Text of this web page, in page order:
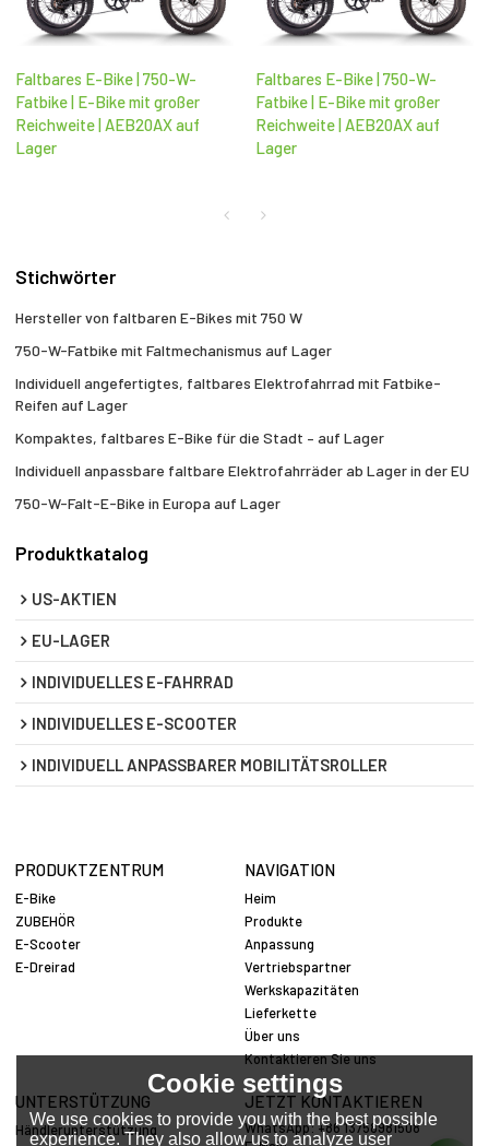
Faltbares E-Bike | 750-W-
Fatbike | E-Bike mit großer
Reichweite | AEB20AX auf
Lager
Faltbares E-Bike | 750-W-
Fatbike | E-Bike mit großer
Reichweite | AEB20AX auf
Lager
Stichwörter
Hersteller von faltbaren E-Bikes mit 750 W
750-W-Fatbike mit Faltmechanismus auf Lager
Individuell angefertigtes, faltbares Elektrofahrrad mit Fatbike-
Reifen auf Lager
Kompaktes, faltbares E-Bike für die Stadt – auf Lager
Individuell anpassbare faltbare Elektrofahrräder ab Lager in der EU
750-W-Falt-E-Bike in Europa auf Lager
Produktkatalog
US-AKTIEN
EU-LAGER
INDIVIDUELLES E-FAHRRAD
INDIVIDUELLES E-SCOOTER
INDIVIDUELL ANPASSBARER MOBILITÄTSROLLER
PRODUKTZENTRUM
E-Bike
ZUBEHÖR
E-Scooter
E-Dreirad
NAVIGATION
Heim
Produkte
Anpassung
Vertriebspartner
Werkskapazitäten
Lieferkette
Über uns
Kontaktieren Sie uns
UNTERSTÜTZUNG
Händlerunterstützung
JETZT KONTAKTIEREN
WhatsApp: +86 13758981508
Cookie settings
We use cookies to provide you with the best possible
experience. They also allow us to analyze user